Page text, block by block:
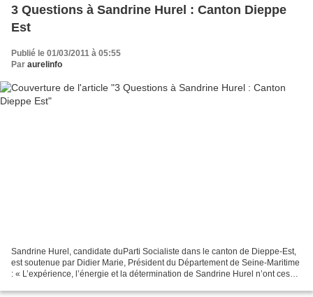
3 Questions à Sandrine Hurel : Canton Dieppe
Est
Publié le 01/03/2011 à 05:55
Par aurelinfo
Sandrine Hurel, candidate duParti Socialiste dans le canton de Dieppe-Est,
est soutenue par Didier Marie, Président du Département de Seine-Maritime
: « L’expérience, l’énergie et la détermination de Sandrine Hurel n’ont cessé